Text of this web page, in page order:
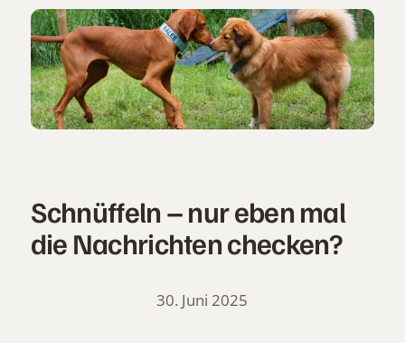
Schnüffeln – nur eben mal
die Nachrichten checken?
30. Juni 2025